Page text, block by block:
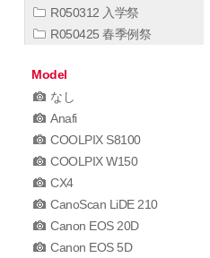
R050312 入学祭
R050425 春季例祭
Model
なし
Anafi
COOLPIX S8100
COOLPIX W150
CX4
CanoScan LiDE 210
Canon EOS 20D
Canon EOS 5D